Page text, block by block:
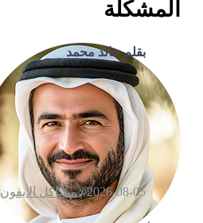
المشكلة
بقلم خالد محمد
2026-08-05 / مشاكل الايفون